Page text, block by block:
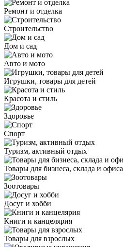
Ремонт и отделка
Строительство
Дом и сад
Авто и мото
Игрушки, товары для детей
Красота и стиль
Здоровье
Спорт
Туризм, активный отдых
Товары для бизнеса, склада и офиса
Зоотовары
Досуг и хобби
Книги и канцелярия
Товары для взрослых